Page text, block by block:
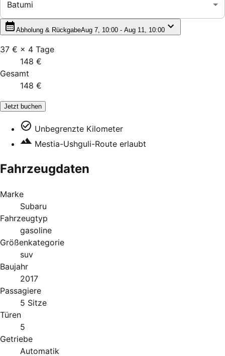
Batumi
Abholung & RückgabeAug 7, 10:00 - Aug 11, 10:00
37 € × 4 Tage
148 €
Gesamt
148 €
Jetzt buchen
Unbegrenzte Kilometer
Mestia-Ushguli-Route erlaubt
Fahrzeugdaten
Marke
Subaru
Fahrzeugtyp
gasoline
Größenkategorie
suv
Baujahr
2017
Passagiere
5 Sitze
Türen
5
Getriebe
Automatik